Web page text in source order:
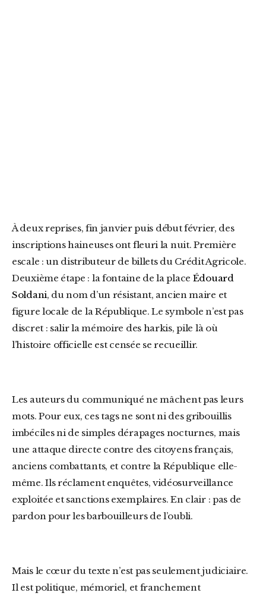
À deux reprises, fin janvier puis début février, des
inscriptions haineuses ont fleuri la nuit. Première
escale : un distributeur de billets du Crédit Agricole.
Deuxième étape : la fontaine de la place Édouard
Soldani, du nom d’un résistant, ancien maire et
figure locale de la République. Le symbole n’est pas
discret : salir la mémoire des harkis, pile là où
l’histoire officielle est censée se recueillir.
Les auteurs du communiqué ne mâchent pas leurs
mots. Pour eux, ces tags ne sont ni des gribouillis
imbéciles ni de simples dérapages nocturnes, mais
une attaque directe contre des citoyens français,
anciens combattants, et contre la République elle-
même. Ils réclament enquêtes, vidéosurveillance
exploitée et sanctions exemplaires. En clair : pas de
pardon pour les barbouilleurs de l’oubli.
Mais le cœur du texte n’est pas seulement judiciaire.
Il est politique, mémoriel, et franchement